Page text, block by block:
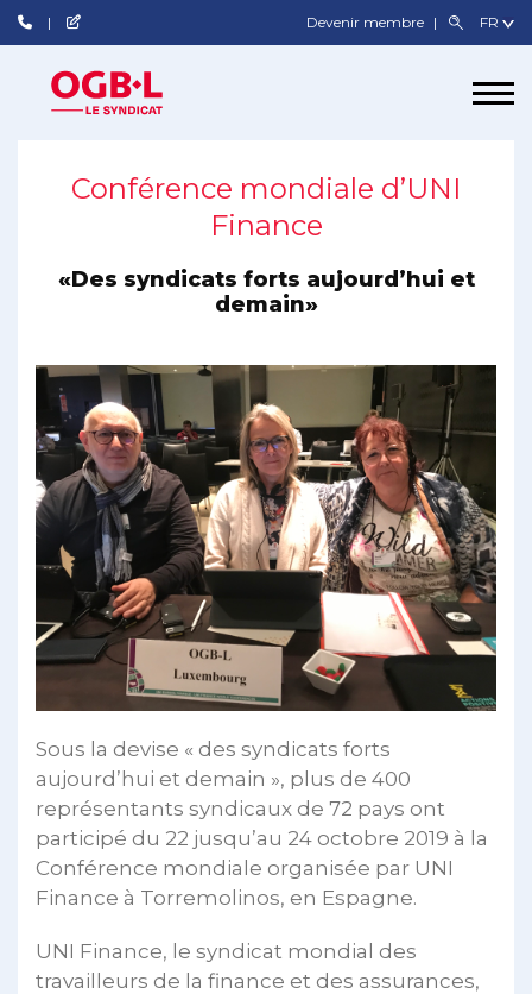
Devenir membre
Conférence mondiale d’UNI
Finance
«Des syndicats forts aujourd’hui et
demain»
Sous la devise « des syndicats forts
aujourd’hui et demain », plus de 400
représentants syndicaux de 72 pays ont
participé du 22 jusqu’au 24 octobre 2019 à la
Conférence mondiale organisée par UNI
Finance à Torremolinos, en Espagne.
UNI Finance, le syndicat mondial des
travailleurs de la finance et des assurances,